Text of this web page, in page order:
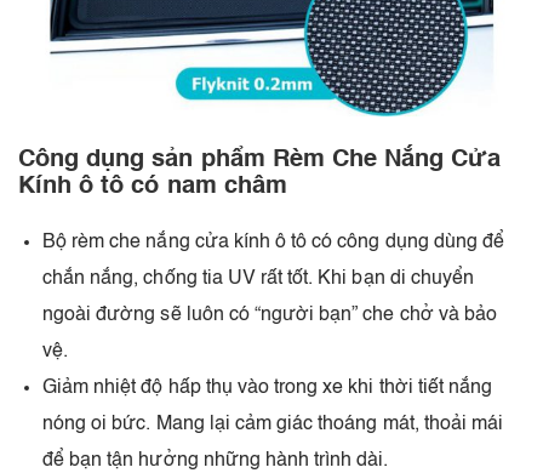
Công dụng sản phẩm Rèm Che Nắng Cửa
Kính ô tô có nam châm
Bộ rèm che nắng cửa kính ô tô có công dụng dùng để
chắn nắng, chống tia UV rất tốt. Khi bạn di chuyển
ngoài đường sẽ luôn có “người bạn” che chở và bảo
vệ.
Giảm nhiệt độ hấp thụ vào trong xe khi thời tiết nắng
nóng oi bức. Mang lại cảm giác thoáng mát, thoải mái
để bạn tận hưởng những hành trình dài.